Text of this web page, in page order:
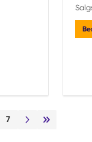
7
Næste sideSidste side